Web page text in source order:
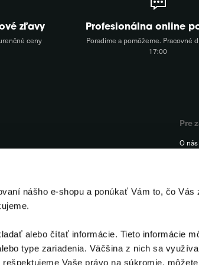
nášho e-shopu a ponúkať Vám to, čo Vás
alebo čítať informácie. Tieto informácie
type zariadenia. Väčšina z nich sa
Vaše právo na súkromie,
zľavy
ceny
Profesionálna online
Poradíme a pomôžeme. Pracovné
17:00
Pre
O nás